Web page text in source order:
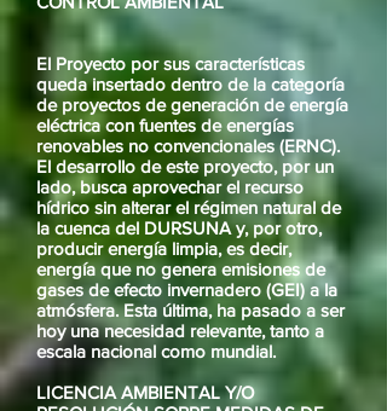
El Proyecto por sus características
queda insertado dentro de la categoría
de proyectos de generación de energía
eléctrica con fuentes de energías
renovables no convencionales (ERNC).
El desarrollo de este proyecto, por un
lado, busca aprovechar el recurso
hídrico sin alterar el régimen natural de
la cuenca del DURSUNA y, por otro,
producir energía limpia, es decir,
energía que no genera emisiones de
gases de efecto invernadero (GEI) a la
atmósfera. Esta última, ha pasado a ser
hoy una necesidad relevante, tanto a
escala nacional como mundial.
LICENCIA AMBIENTAL Y/O